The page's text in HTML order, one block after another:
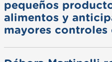
pequeños
alimentos y
mayores controles